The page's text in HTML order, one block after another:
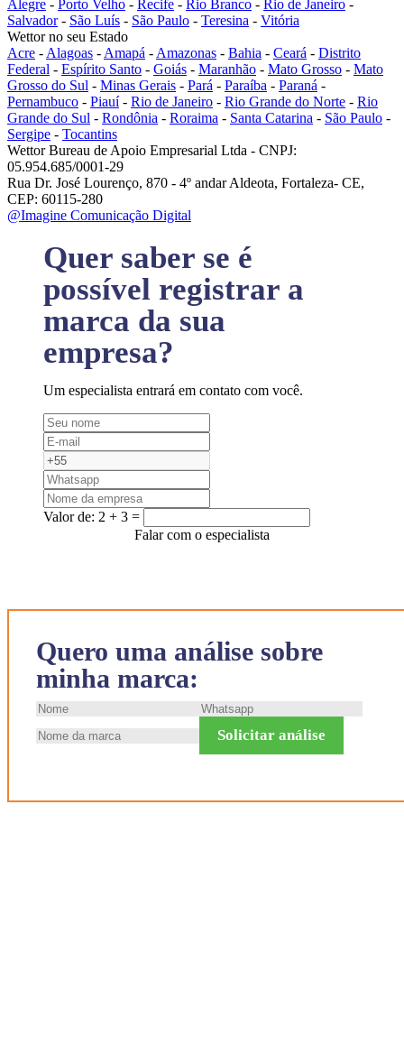
Quero uma análise sobre
minha marca:
Solicitar análise
Alegre - Porto Velho - Recife - Rio Branco - Rio de Janeiro -
Salvador- São Luís - São Paulo - Teresina - Vitória
Wettor no seu Estado
Acre - Alagoas - Amapá - Amazonas - Bahia - Ceará - Distrito
Federal - Espírito Santo - Goiás - Maranhão - Mato Grosso - Mato
Grosso do Sul - Minas Gerais - Pará - Paraíba - Paraná -
Pernambuco - Piauí- Rio de Janeiro - Rio Grande do Norte - Rio
Grande do Sul - Rondônia - Roraima - Santa Catarina - São Paulo -
Sergipe - Tocantins
Wettor Bureau de Apoio Empresarial Ltda - CNPJ:
05.954.685/0001-29
Rua Dr. José Lourenço, 870 - 4º andar Aldeota, Fortaleza- CE,
CEP: 60115-280
@Imagine Comunicação Digital
Quer saber se é
possível registrar a
marca da sua
empresa?
Um especialista entrará em contato com você.
Valor de: 2 + 3 =
Falar com o especialista